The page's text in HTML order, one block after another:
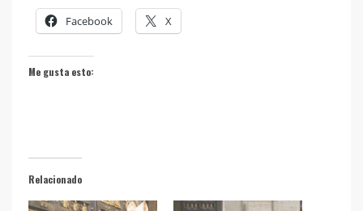
Facebook X
Me gusta esto:
Relacionado